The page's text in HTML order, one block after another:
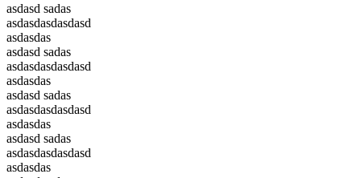
asdasd sadas
asdasdasdasdasd
asdasdas
asdasd sadas
asdasdasdasdasd
asdasdas
asdasd sadas
asdasdasdasdasd
asdasdas
asdasd sadas
asdasdasdasdasd
asdasdas